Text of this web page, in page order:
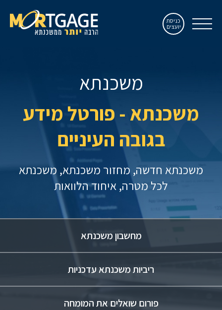
כניסת
יועצים
משכנתא
משכנתא - פורטל מידע
בגובה העיניים
משכנתא חדשה מחזור משכנתא משכנתא
לכל מטרה איחוד הלוואות
מחשבון משכנתא
ריביות משכנתא עדכניות
פורום שואלים את המומחה